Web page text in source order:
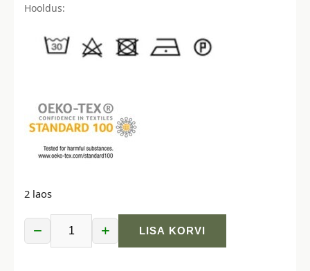
Hooldus:
2 laos
−
Dressikangast
paneel,
+ LISA KORVI